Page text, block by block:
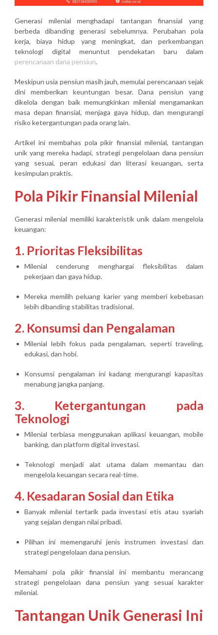
Generasi milenial menghadapi tantangan finansial yang
berbeda dibanding generasi sebelumnya. Perubahan pola
kerja, biaya hidup yang meningkat, dan perkembangan
teknologi digital menuntut pendekatan baru dalam
perencanaan dana pensiun.
Meskipun usia pensiun masih jauh, memulai perencanaan sejak
dini memberikan keuntungan besar. Dana pensiun yang
dikelola dengan baik memungkinkan milenial mengamankan
masa depan finansial, menjaga gaya hidup, dan mengurangi
risiko ketergantungan pada orang lain.
Artikel ini membahas pola pikir finansial milenial, tantangan
unik yang mereka hadapi, strategi pengelolaan dana pensiun
yang sesuai, peran edukasi dan literasi keuangan, serta
kesimpulan praktis.
Pola Pikir Finansial Milenial
Generasi milenial memiliki karakteristik unik dalam mengelola
keuangan:
1. Prioritas Fleksibilitas
Milenial cenderung menghargai fleksibilitas dalam
pekerjaan dan gaya hidup.
Mereka memilih peluang karier yang memberi kebebasan
lebih dibanding stabilitas tradisional.
2. Konsumsi dan Pengalaman
Milenial lebih fokus pada pengalaman, seperti traveling,
edukasi, dan hobi.
Konsumsi pengalaman ini kadang mengurangi kapasitas
menabung jangka panjang.
3. Ketergantungan pada
Teknologi
Milenial terbiasa menggunakan aplikasi keuangan, mobile
banking, dan platform digital investasi.
Teknologi menjadi alat utama dalam memantau dan
mengelola keuangan secara real-time.
4. Kesadaran Sosial dan Etika
Banyak milenial tertarik pada investasi etis atau syariah
yang sejalan dengan nilai pribadi.
Pilihan ini memengaruhi jenis instrumen investasi dan
strategi pengelolaan dana pensiun.
Memahami pola pikir finansial ini membantu merancang
strategi pengelolaan dana pensiun yang sesuai karakter
milenial.
Tantangan Unik Generasi Ini